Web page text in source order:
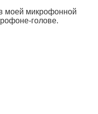
моей микрофонной
голове.